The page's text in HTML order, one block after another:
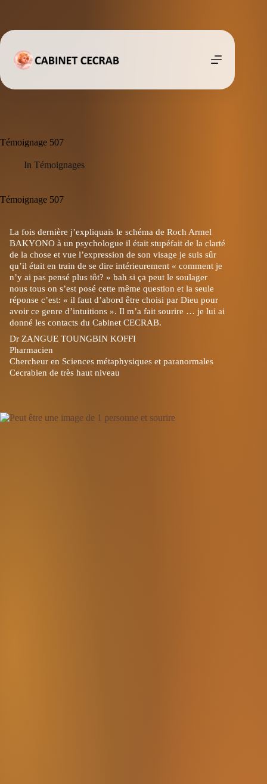
Témoignage 507
In Témoignages
Témoignage 507
La fois dernière j’expliquais le schéma de Roch Armel
BAKYONO à un psychologue il était stupéfait de la clarté
de la chose et vue l’expression de son visage je suis sûr
qu’il était en train de se dire intérieurement « comment je
n’y ai pas pensé plus tôt? » bah si ça peut le soulager
nous tous on s’est posé cette même question et la seule
réponse c’est: « il faut d’abord être choisi par Dieu pour
avoir ce genre d’intuitions ». Il m’a fait sourire … je lui ai
donné les contacts du Cabinet CECRAB.
Dr ZANGUE TOUNGBIN KOFFI
Pharmacien
Chercheur en Sciences métaphysiques et paranormales
Cecrabien de très haut niveau